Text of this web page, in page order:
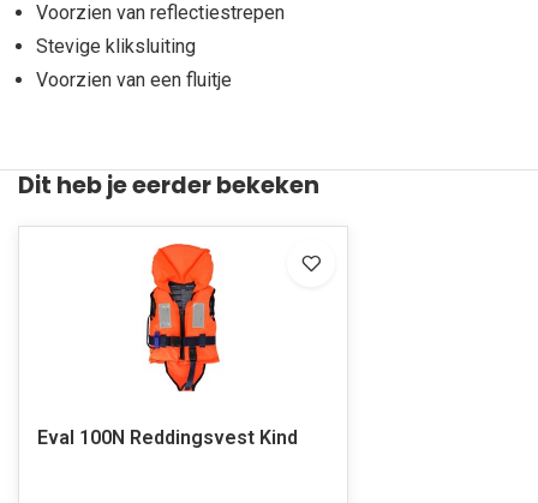
Voorzien van reflectiestrepen
Stevige kliksluiting
Voorzien van een fluitje
Dit heb je eerder bekeken
Eval 100N Reddingsvest Kind